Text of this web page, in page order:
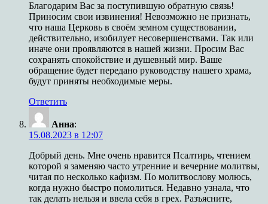
Благодарим Вас за поступившую обратную связь!
Приносим свои извинения! Невозможно не признать,
что наша Церковь в своём земном существовании,
действительно, изобилует несовершенствами. Так или
иначе они проявляются в нашей жизни. Просим Вас
сохранять спокойствие и душевный мир. Ваше
обращение будет передано руководству нашего храма,
будут приняты необходимые меры.
Ответить
Анна:
15.08.2023 в 12:07
Добрый день. Мне очень нравится Псалтирь, чтением
которой я заменяю часто утренние и вечерние молитвы,
читая по несколько кафизм. По молитвослову молюсь,
когда нужно быстро помолиться. Недавно узнала, что
так делать нельзя и ввела себя в грех. Разъясните,